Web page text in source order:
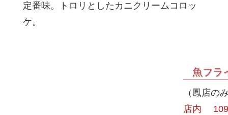
定番味。トロリとしたカニクリームコロッ
ケ。
魚フラ
（鳳店の
店内